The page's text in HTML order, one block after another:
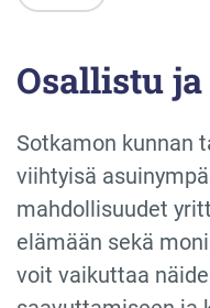
Osallistu
Sotkamon kunnan
viihtyisä
mahdollisuudet
elämään sekä
voit vaikuttaa